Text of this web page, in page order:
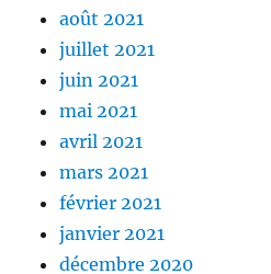
août 2021
juillet 2021
juin 2021
mai 2021
avril 2021
mars 2021
février 2021
janvier 2021
décembre 2020